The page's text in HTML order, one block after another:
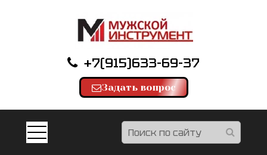
+7(915)633-69-37
Задать вопрос